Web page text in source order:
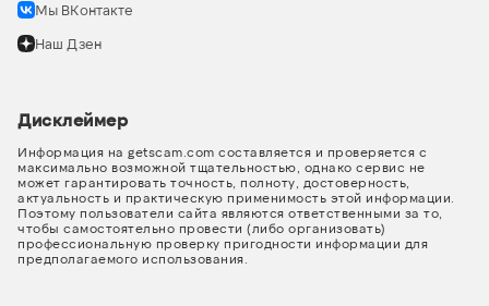
Мы ВКонтакте
Наш Дзен
Дисклеймер
Информация на getscam.com составляется и проверяется с
максимально возможной тщательностью, однако сервис не
может гарантировать точность, полноту, достоверность,
актуальность и практическую применимость этой информации.
Поэтому пользователи сайта являются ответственными за то,
чтобы самостоятельно провести (либо организовать)
профессиональную проверку пригодности информации для
предполагаемого использования.